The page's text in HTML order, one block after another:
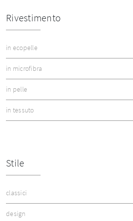
Rivestimento
in ecopelle
in microfibra
in pelle
in tessuto
Stile
classici
design